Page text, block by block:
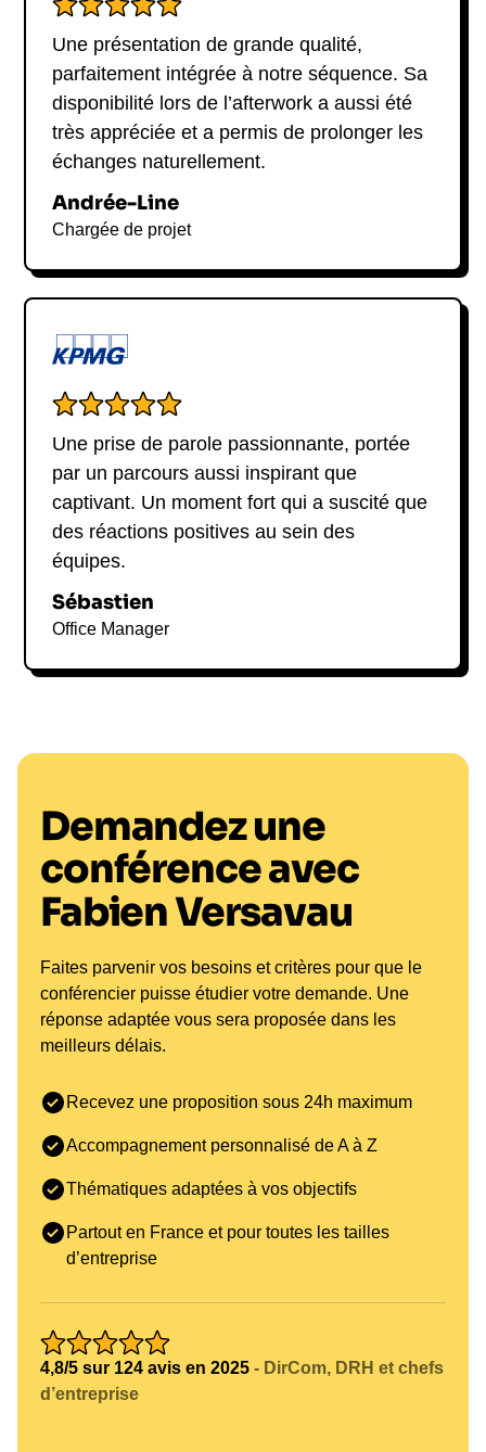
Une présentation de grande qualité,
parfaitement intégrée à notre séquence. Sa
disponibilité lors de l’afterwork a aussi été
très appréciée et a permis de prolonger les
échanges naturellement.
Andrée-Line
Chargée de projet
Une prise de parole passionnante, portée
par un parcours aussi inspirant que
captivant. Un moment fort qui a suscité que
des réactions positives au sein des
équipes.
Sébastien
Office Manager
Demandez une
conférence avec
Fabien Versavau
Faites parvenir vos besoins et critères pour que le
conférencier puisse étudier votre demande. Une
réponse adaptée vous sera proposée dans les
meilleurs délais.
Recevez une proposition sous 24h maximum
Accompagnement personnalisé de A à Z
Thématiques adaptées à vos objectifs
Partout en France et pour toutes les tailles
d’entreprise
4,8/5 sur 124 avis en 2025 - DirCom, DRH et chefs
d’entreprise